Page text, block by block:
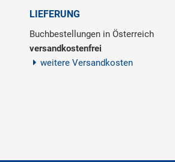
LIEFERUNG
Buchbestellungen in Österreich
versandkostenfrei
weitere Versandkosten